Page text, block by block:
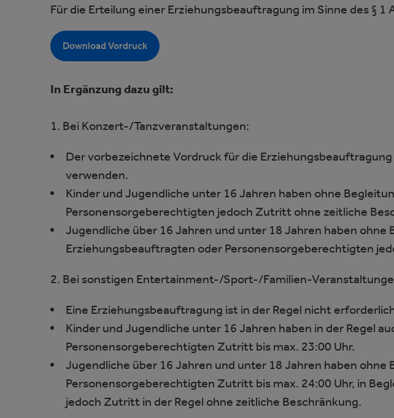
Für die Erteilung einer Erziehungsbeauftragung im Sinne des §
Download Vordruck
In Ergänzung dazu gilt:
1. Bei Konzert-/Tanzveranstaltungen:
Der vorbezeichnete Vordruck für die
verwenden.
Kinder und Jugendliche unter 16 Jahren haben ohne
Personensorgeberechtigten jedoch Zutritt ohne zeitliche
Jugendliche über 16 Jahren und unter 18 Jahren haben
Erziehungsbeauftragten oder Personensorgeberechtigten
2. Bei sonstigen Entertainment-/Sport-/Familien-
Eine Erziehungsbeauftragung ist in der Regel nicht
Kinder und Jugendliche unter 16 Jahren haben in der Regel
Personensorgeberechtigten Zutritt bis max. 23:00 Uhr.
Jugendliche über 16 Jahren und unter 18 Jahren haben
Personensorgeberechtigten Zutritt bis max. 24:00 Uhr, in
jedoch Zutritt in der Regel ohne zeitliche Beschränkung.